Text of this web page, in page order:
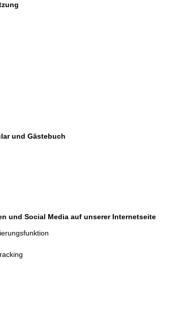
und Gästebuch
und Social Media auf unserer Internetseite